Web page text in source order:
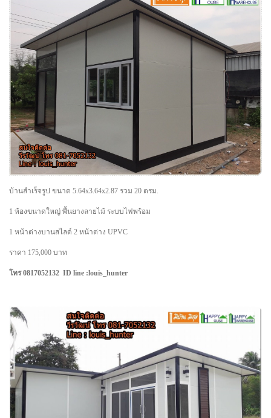
บ้านสำเร็จรูป ขนาด 5.64x3.64x2.87 รวม 20 ตรม.
1 ห้องขนาดใหญ่ พื้นยางลายไม้ ระบบไฟพร้อม
1 หน้าต่างบานสไลด์ 2 หน้าต่าง UPVC
ราคา 175,000 บาท
โทร 0817052132 ID line :louis_hunter